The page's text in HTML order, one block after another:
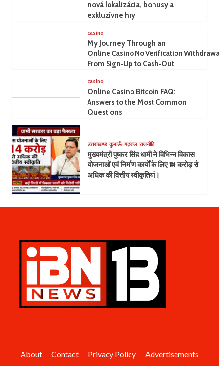
nová lokalizácia, bonusy a
exkluzívne hry
casino
My Journey Through an
Online Casino No Verification
From Sign‑Up to Cash‑Out
casino
Online Casino Bitcoin FAQ:
Answers to the Most Common
Questions
उत्तराखण्ड कुमाऊँ गढ़वाल राजनीति
मुख्यमंत्री पुष्कर सिंह धामी ने विभिन्न विकास
योजनाओं एवं निर्माण कार्यों के लिए ₹14 करोड़ से
अधिक की वित्तीय स्वीकृतियां।
About Contact Privacy Policy Advertisements